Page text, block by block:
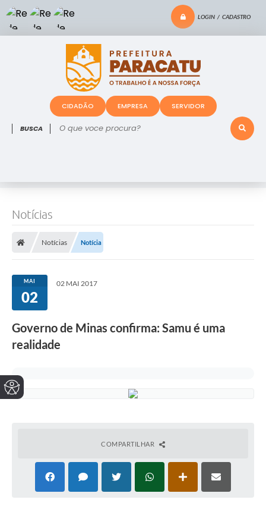
LOGIN / CADASTRO
O que voce procura?
CIDADÃO EMPRESA SERVIDOR
Notícias
Notícias Notícia
MAI
02
02 MAI 2017
Governo de Minas confirma: Samu é uma
realidade
COMPARTILHAR